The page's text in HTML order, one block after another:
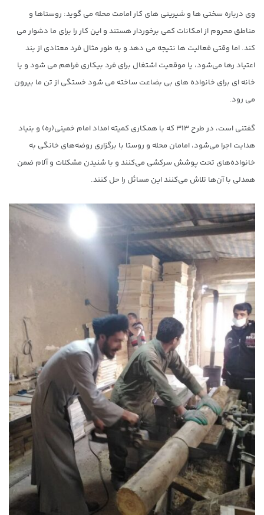
وی درباره سختی ها و شیرینی های کار امامت محله می گوید: روستاها و
مناطق محروم از امکانات کمی برخوردار هستند و این کار را برای ما دشوار می
کند. اما وقتی فعالیت ها نتیجه می دهد و به طور مثال فرد معتادی از بند
اعتیاد رها می‌شود، یا موقعیت اشتغال برای فرد بیکاری فراهم می شود و یا
خانه ای برای خانواده های بی بضاعت ساخته می شود خستگی از تن‌ ما بیرون
می رود.
گفتنی است، در طرح ۳۱۳ که با همکاری کمیته امداد امام خمینی(ره) و بنیاد
هدایت اجرا می‌شود، امامان محله و روستا با برگزاری روضه‌های خانگی به
خانواده‌های تحت پوشش سرکشی می‌کنند و با شنیدن مشکلات و آلام ضمن
همدلی با آن‌ها تلاش می‌کنند این مسائل را حل کنند.